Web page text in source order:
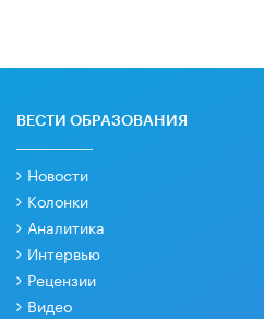
ВЕСТИ ОБРАЗОВАНИЯ
Новости
Колонки
Аналитика
Интервью
Рецензии
Видео